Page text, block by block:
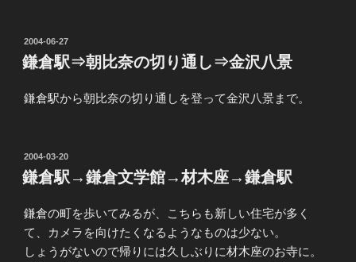
投
稿
日:
2004-06-27
鎌倉駅⇒朝比奈の切り通し⇒金沢八景
鎌倉駅から朝比奈の切り通しを登って金沢八景まで。
投
稿
日:
2004-03-20
鎌倉駅→鎌倉文学館→材木座→鎌倉駅
鎌倉の町を歩いてみるが、こちらも新しい住宅が多く
て、カメラを向けたくなるようなものは少ない。
しょうがないので帰りには久しぶりに材木座のお寺に。